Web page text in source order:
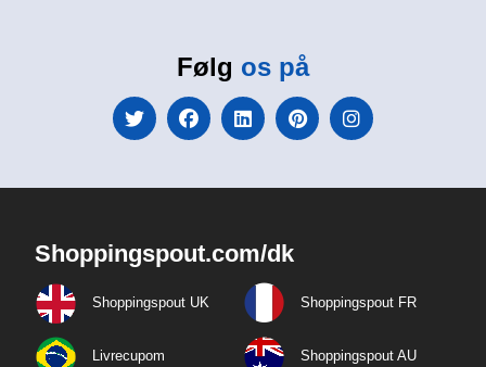
Følg os på
Shoppingspout.com/dk
Shoppingspout UK Shoppingspout FR
Livrecupom Shoppingspout AU